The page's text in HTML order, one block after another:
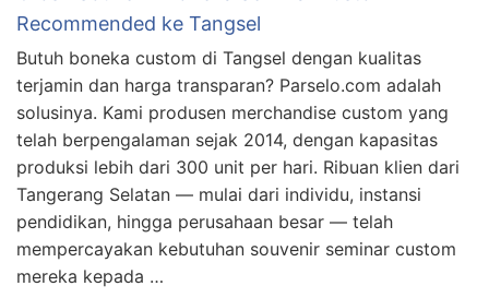
Recommended ke Tangsel
Butuh boneka custom di Tangsel dengan kualitas
terjamin dan harga transparan? Parselo.com adalah
solusinya. Kami produsen merchandise custom yang
telah berpengalaman sejak 2014, dengan kapasitas
produksi lebih dari 300 unit per hari. Ribuan klien dari
Tangerang Selatan — mulai dari individu, instansi
pendidikan, hingga perusahaan besar — telah
mempercayakan kebutuhan souvenir seminar custom
mereka kepada …